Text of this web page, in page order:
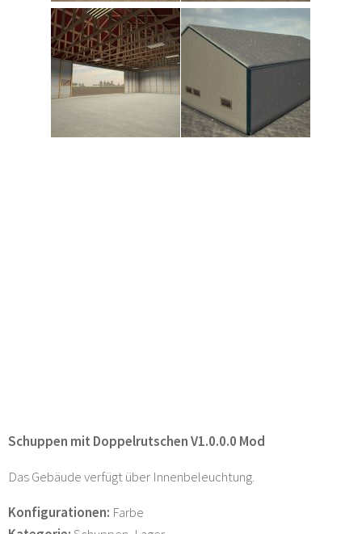
Schuppen mit Doppelrutschen V1.0.0.0 Mod
Das Gebäude verfügt über Innenbeleuchtung.
Konfigurationen: Farbe